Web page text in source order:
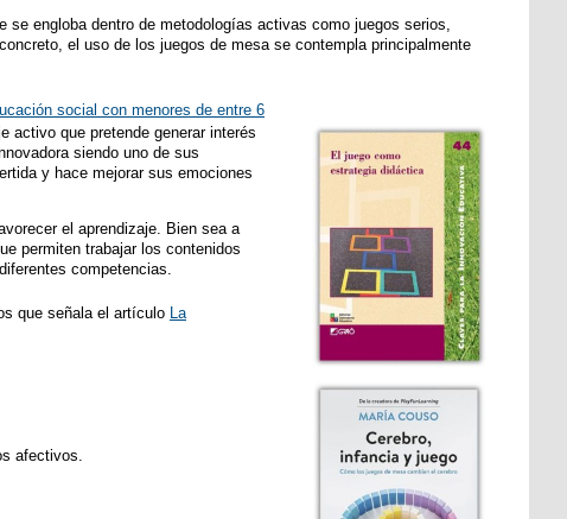
se engloba dentro de metodologías activas como juegos serios,
el uso de los juegos de mesa se contempla principalmente
social con menores de entre 6
activo que pretende generar interés
siendo uno de sus
y hace mejorar sus emociones
el aprendizaje. Bien sea a
permiten trabajar los contenidos
competencias.
que señala el artículo
La
afectivos.